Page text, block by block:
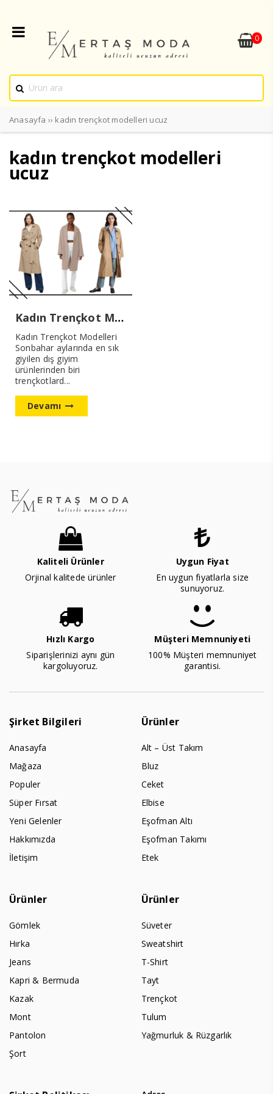
0
Anasayfa ›› kadın trençkot modelleri ucuz
kadın trençkot modelleri
ucuz
Kadın Trençkot Modelleri Nasıl Olmalı
Kadın Trençkot Modelleri
Sonbahar aylarında en sık
giyilen dış giyim
ürünlerinden biri
trençkotlard...
Devamı
Kaliteli Ürünler
Orjinal kalitede ürünler
Uygun Fiyat
En uygun fiyatlarla size
sunuyoruz.
Hızlı Kargo
Siparişlerinizi aynı gün
kargoluyoruz.
Müşteri Memnuniyeti
100% Müşteri memnuniyet
garantisi.
Şirket Bilgileri
Anasayfa
Mağaza
Populer
Süper Fırsat
Yeni Gelenler
Hakkımızda
İletişim
Ürünler
Alt – Üst Takım
Bluz
Ceket
Elbise
Eşofman Altı
Eşofman Takımı
Etek
Ürünler
Gömlek
Hırka
Jeans
Kapri & Bermuda
Kazak
Mont
Pantolon
Şort
Ürünler
Süveter
Sweatshirt
T-Shirt
Tayt
Trençkot
Tulum
Yağmurluk & Rüzgarlık